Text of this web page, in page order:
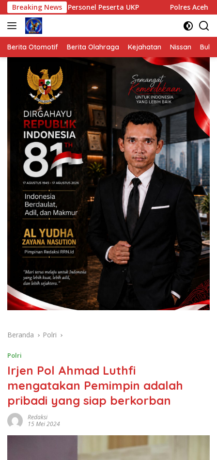
Langsung
ke
konten
Breaking News
Personel Peserta UKP Polres Aceh Tamiang Gelar
Berita Otomotif Berita Olahraga Kejahatan Nissan
Beranda Polri
Polri
Irjen Pol Ahmad Luthfi
mengatakan Pemimpin adalah
pribadi yang siap berkorban
Redaksi
15 Mei 2024